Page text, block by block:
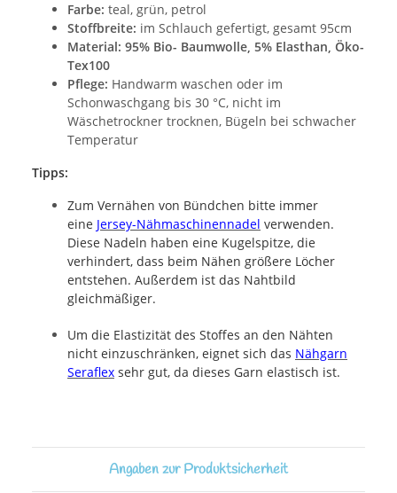
Farbe: teal, grün, petrol
Stoffbreite: im Schlauch gefertigt, gesamt 95cm
Material: 95% Bio- Baumwolle, 5% Elasthan, Öko-
Tex100
Pflege: Handwarm waschen oder im
Schonwaschgang bis 30 °C, nicht im
Wäschetrockner trocknen, Bügeln bei schwacher
Temperatur
Tipps:
Zum Vernähen von Bündchen bitte immer
eine Jersey-Nähmaschinennadel verwenden.
Diese Nadeln haben eine Kugelspitze, die
verhindert, dass beim Nähen größere Löcher
entstehen. Außerdem ist das Nahtbild
gleichmäßiger.
Um die Elastizität des Stoffes an den Nähten
nicht einzuschränken, eignet sich das Nähgarn
Seraflex sehr gut, da dieses Garn elastisch ist.
Angaben zur Produktsicherheit